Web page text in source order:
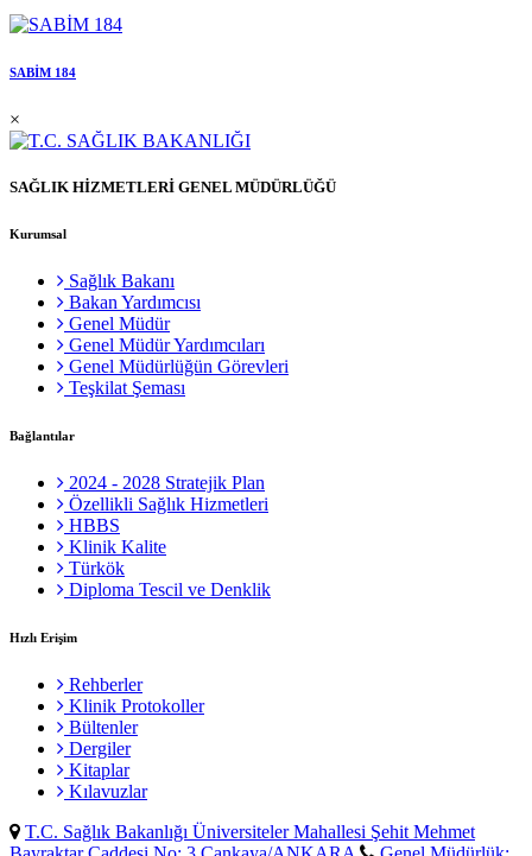
SABİM 184
×
SAĞLIK HİZMETLERİ GENEL MÜDÜRLÜĞÜ
Kurumsal
Sağlık Bakanı
Bakan Yardımcısı
Genel Müdür
Genel Müdür Yardımcıları
Genel Müdürlüğün Görevleri
Teşkilat Şeması
Bağlantılar
2024 - 2028 Stratejik Plan
Özellikli Sağlık Hizmetleri
HBBS
Klinik Kalite
Türkök
Diploma Tescil ve Denklik
Hızlı Erişim
Rehberler
Klinik Protokoller
Bültenler
Dergiler
Kitaplar
Kılavuzlar
T.C. Sağlık Bakanlığı Üniversiteler Mahallesi Şehit Mehmet